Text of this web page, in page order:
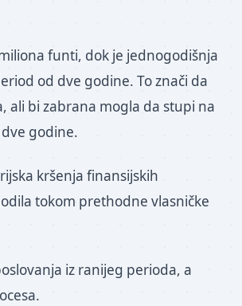
funti, dok je jednogodišnja
od dve godine. To znači da
ali bi zabrana mogla da stupi na
godine.
kršenja finansijskih
tokom prethodne vlasničke
iz ranijeg perioda, a